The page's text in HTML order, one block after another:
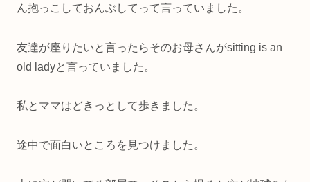
ん抱っこしておんぶしてって言っていました。
友達が座りたいと言ったらそのお母さんがsitting is an
old ladyと言っていました。
私とママはどきっとして歩きました。
途中で面白いところを見つけました。